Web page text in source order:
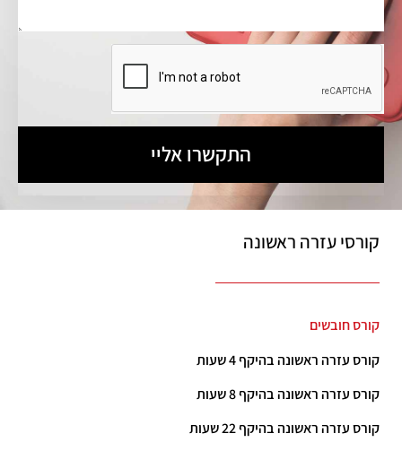
התקשרו אליי
קורסי עזרה ראשונה
קורס חובשים
קורס עזרה ראשונה בהיקף 4 שעות
קורס עזרה ראשונה בהיקף 8 שעות
קורס עזרה ראשונה בהיקף 22 שעות